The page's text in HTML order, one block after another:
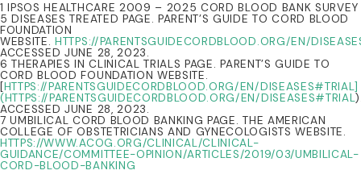
1 IPSOS HEALTHCARE 2009 – 2025 CORD BLOOD BANK SURVEY
5 DISEASES TREATED PAGE. PARENT’S GUIDE TO CORD BLOOD
FOUNDATION
WEBSITE.HTTPS://PARENTSGUIDECORDBLOOD.ORG/EN/
ACCESSED JUNE 28, 2023.
6 THERAPIES IN CLINICAL TRIALS PAGE. PARENT’S GUIDE TO
CORD BLOOD FOUNDATION WEBSITE.
[HTTPS://PARENTSGUIDECORDBLOOD.ORG/EN/DISEASES#TRIAL]
(HTTPS://PARENTSGUIDECORDBLOOD.ORG/EN/DISEASES#TRIAL
ACCESSED JUNE 28, 2023.
7 UMBILICAL CORD BLOOD BANKING PAGE. THE AMERICAN
COLLEGE OF OBSTETRICIANS AND GYNECOLOGISTS WEBSITE.
HTTPS://WWW.ACOG.ORG/CLINICAL/CLINICAL-
GUIDANCE/COMMITTEE-OPINION/ARTICLES/2019/03/UMBILICAL-
CORD-BLOOD-BANKING